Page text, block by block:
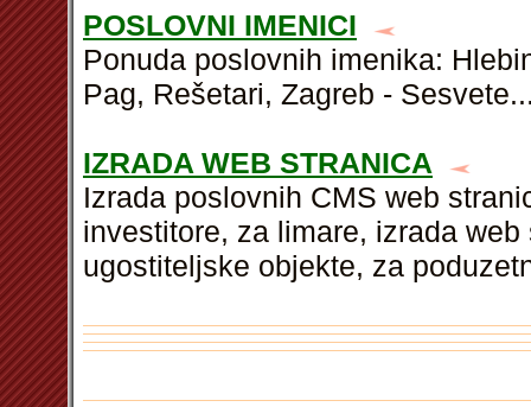
POSLOVNI IMENICI
Ponuda poslovnih imenika:
Pag, Rešetari, Zagreb -
IZRADA WEB STRANICA
Izrada poslovnih CMS web
investitore, za limare, izrada
ugostiteljske objekte, za